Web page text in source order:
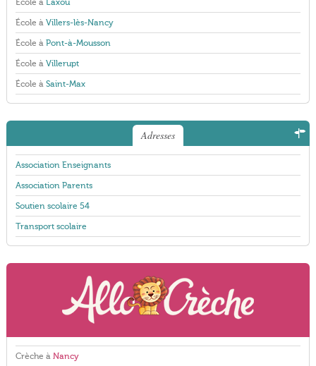
École à Laxou
École à Villers-lès-Nancy
École à Pont-à-Mousson
École à Villerupt
École à Saint-Max
Adresses
Association Enseignants
Association Parents
Soutien scolaire 54
Transport scolaire
Crèche à Nancy